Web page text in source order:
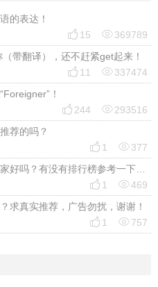
的表达！
 15 369789
带翻译），还不赶紧get起来！
 11 337474
！
 244 293516
荐的吗？
 1 377
有人知道外贸英语口语培训机构哪家好吗？有没有排行榜参考一下？最好说下费用
 1 469
求真实推荐，广告勿扰，谢谢！
 1 757